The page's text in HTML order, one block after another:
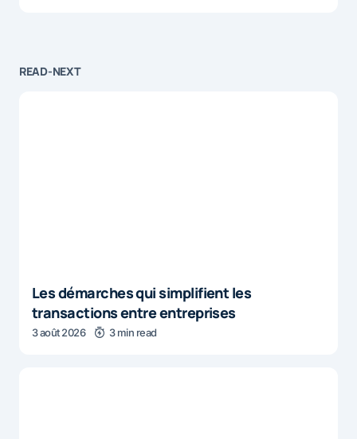
READ-NEXT
Les démarches qui simplifient les
transactions entre entreprises
3 août 2026 3 min read